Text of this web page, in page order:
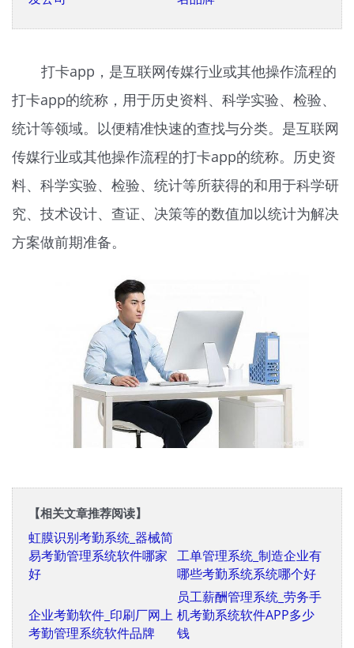
打卡app的统称，用于历史资料、科学实验、检验、
统计等领域。以便精准快速的查找与分类。是互联网
传媒行业或其他操作流程的打卡app的统称。历史资
料、科学实验、检验、统计等所获得的和用于科学研
究、技术设计、查证、决策等的数值加以统计为解决
方案做前期准备。
【相关文章推荐阅读】
虹膜识别考勤系统_器械简易
考勤管理系统软件哪家好
企业考勤软件_印刷厂网上考
勤管理系统软件品牌
员工薪酬管理系统_劳务手机
考勤系统软件APP多少钱
考勤系统软件_客服人脸识别
考勤系统软件开发
验厂考勤软件_连锁服务店面
部识别考勤系统SAAS实施方
案